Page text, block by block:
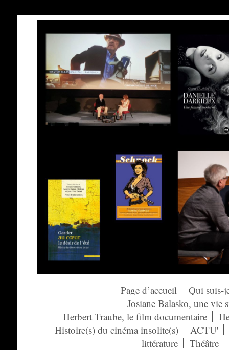
Page d’accueil
Qui suis-
Josiane Balasko, une vie
Herbert Traube, le film documentaire
Histoire(s) du cinéma insolite(s)
ACTU'
littérature
Théâtre